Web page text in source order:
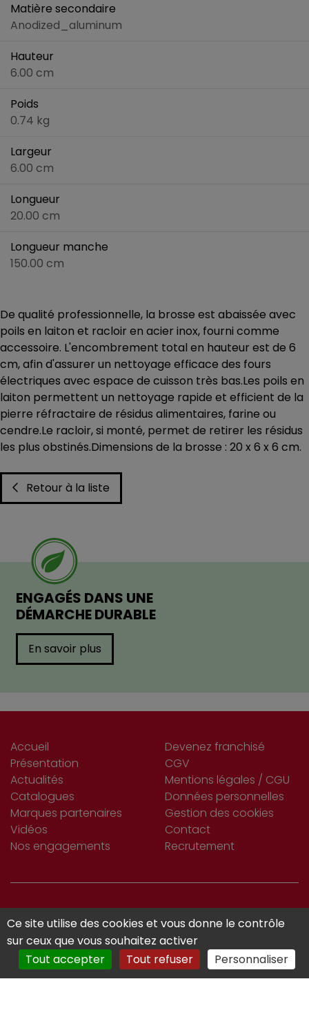
Matière secondaire
Anodized_aluminum
Hauteur
6.00 cm
Poids
0.74 kg
Largeur
6.00 cm
Longueur
20.00 cm
Longueur manche
150.00 cm
De qualité professionnelle, la brosse est abaissée avec
poils en laiton et racloir en acier inox, fourni comme
accessoire. L'encombrement total en hauteur est de 6
cm, afin d'assurer un nettoyage efficace des fours
électriques avec espace de cuisson très bas.Les poils en
laiton permettent un nettoyage rapide et efficient de la
pierre réfractaire de résidus alimentaires, farine ou
cendre.Le racloir, si monté, permet de retirer les résidus
les plus obstinés.Dimensions de la brosse : 20 x 6 x 6 cm.
Retour à la liste
ENGAGÉS DANS UNE
DÉMARCHE DURABLE
En savoir plus
Accueil
Présentation
Actualités
Catalogues
Marques partenaires
Vidéos
Nos engagements
Devenez franchisé
CGV
Mentions légales / CGU
Données personnelles
Gestion des cookies
Contact
Recrutement
S’INSCRIRE
À LA NEWSLETTER
Je m'abonne
Ce site utilise des cookies et vous donne le contrôle
sur ceux que vous souhaitez activer
Tout accepter
Tout refuser Personnaliser